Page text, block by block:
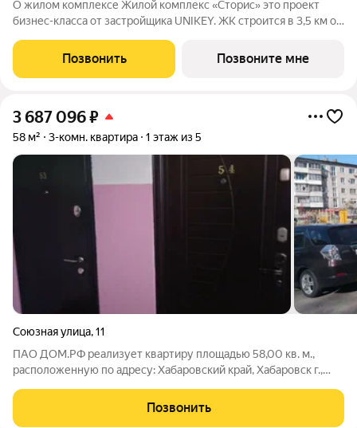
О жилом комплексе Жилой комплекс «Сторис» это проект
бизнес-класса от застройщика UNIKEY. ЖК строится в 3,5 км от
«Бизнес», «Детство» и «Интеллект». В проекте
предусмотрены общественные
Позвонить Позвоните мне
3 687 096₽
58 м² 3-комн. квартира 1 этаж из 5
Союзная улица,11
ПАО ДОМ.РФ реализует квартиру площадью 58,00 кв. м.,
расположенную по адресу: Хабаровский край, Хабаровск г.,
(юридическое лицо). Кадастровый номер объекта
недвижимости: 27:23:0050715:223
Позвонить